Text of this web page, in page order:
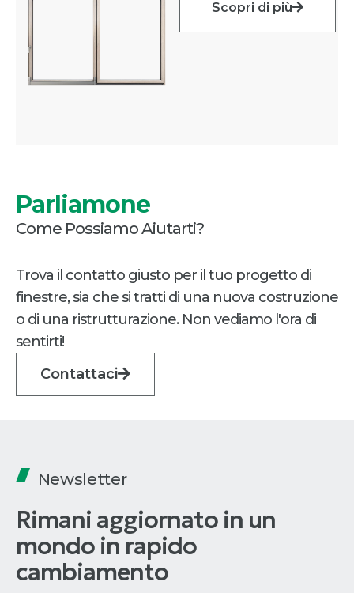
Scopri di più
Parliamone
Come Possiamo Aiutarti?
Trova il contatto giusto per il tuo progetto di
finestre, sia che si tratti di una nuova costruzione
o di una ristrutturazione. Non vediamo l'ora di
sentirti!
Contattaci
Newsletter
Rimani aggiornato in un
mondo in rapido
cambiamento